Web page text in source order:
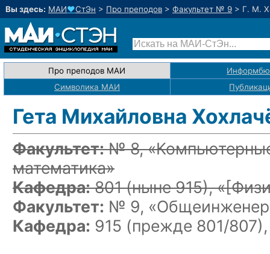
Вы здесь: МАИ♥СтЭн > Про преподов > Факультет № 9 > Г. М.
Про преподов МАИ
Символика МАИ
Гета Михайловна
Факультет:№ 8,
математика»
Кафедра:801(ныне 915), «
Факультет: № 9,
Кафедра: 915 (прежде 801/